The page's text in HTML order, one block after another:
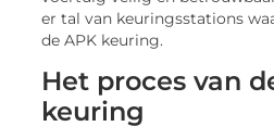
er tal van keuringsstations
de APK keuring.
Het proces van
keuring